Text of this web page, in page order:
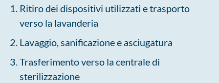
Ritiro dei dispositivi utilizzati e trasporto
verso la lavanderia
Lavaggio, sanificazione e asciugatura
Trasferimento verso la centrale di
sterilizzazione